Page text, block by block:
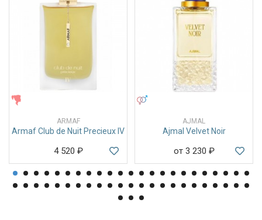
ARMAF
Armaf Club de Nuit Precieux IV
4 520 ₽
AJMAL
Ajmal Velvet Noir
от 3 230 ₽